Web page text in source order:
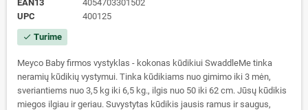
EAN13
4054703301502
UPC
400125
check Turime
Meyco Baby firmos vystyklas - kokonas kūdikiui SwaddleMe tinka
neramių kūdikių vystymui. Tinka kūdikiams nuo gimimo iki 3 mėn,
sveriantiems nuo 3,5 kg iki 6,5 kg., ilgis nuo 50 iki 62 cm. Jūsų kūdikis
miegos ilgiau ir geriau. Suvystytas kūdikis jausis ramus ir saugus,